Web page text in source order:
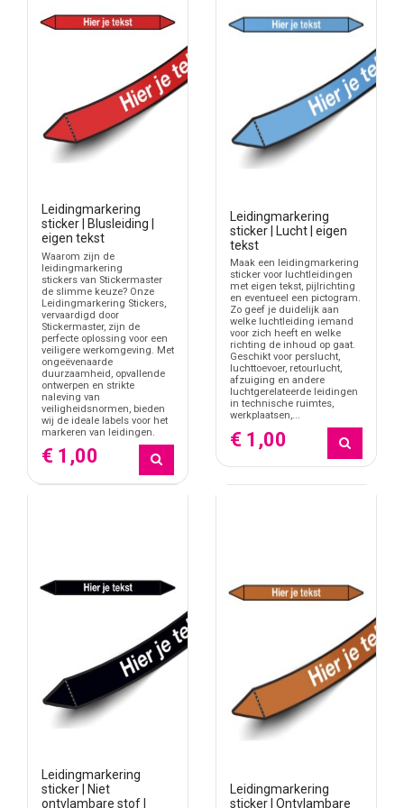
Wil je volledig zelf bepalen wat er op de sticker komt te staan,
leidingsticker met eigen tekst en pijlrichting
andere maatwerkstickers buiten leidingmarkering is de pagina
stickers zelf ontwerpeneen logische vervolgstap.
Plaatsing op de leiding
Breng leidingstickers aan op zichtbare delen van het leidingtraject.
Plaats ze bij afsluiters, aftakkingen, doorvoeren, bochten en
inhoud en richting niet alleen aan het begin van het traject
zichtbaar zijn.
Voorkom overlap met andere markeringen
Leidingmarkering is bedoeld voor de herkenning van leidingen.
Gebruik veiligheidsstickers voor waarschuwingen, verboden,
geboden of noodvoorzieningen. Gebruik pictogrammen wanneer
een ruimte, voorziening of risico snel visueel aangeduid moet
worden. Zo krijgt elk type sticker een eigen functie en blijft de
informatie op de werkvloer leesbaar.
Leidingmarkering
sticker | Blusleiding |
eigen tekst
Waarom zijn de
leidingmarkering
stickers van Stickermaster
de slimme keuze? Onze
Leidingmarkering Stickers,
vervaardigd door
Stickermaster, zijn de
perfecte oplossing voor een
veiligere werkomgeving. Met
ongeëvenaarde
duurzaamheid, opvallende
ontwerpen en strikte
naleving van
veiligheidsnormen, bieden
wij de ideale labels voor het
markeren van leidingen.
€ 1,00
Leidingmarkering
sticker | Lucht | eigen
tekst
Maak een leidingmarkering
sticker voor luchtleidingen
met eigen tekst, pijlrichting
en eventueel een pictogram.
Zo geef je duidelijk aan
welke luchtleiding iemand
voor zich heeft en welke
richting de inhoud op gaat.
Geschikt voor perslucht,
luchttoevoer, retourlucht,
afzuiging en andere
luchtgerelateerde leidingen
in technische ruimtes,
werkplaatsen,...
€ 1,00
Leidingmarkering
sticker | Niet
ontvlambare stof |
Leidingmarkering
sticker | Ontvlambare